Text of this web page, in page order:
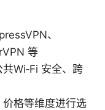
、
等
Wi‑Fi 安全、跨
格等维度进行选